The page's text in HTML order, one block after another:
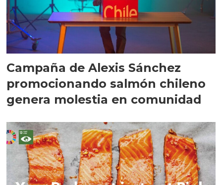
Campaña de Alexis Sánchez
promocionando salmón chileno
genera molestia en comunidad